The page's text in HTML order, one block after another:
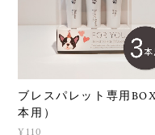
ブレスパレット専用
本用）